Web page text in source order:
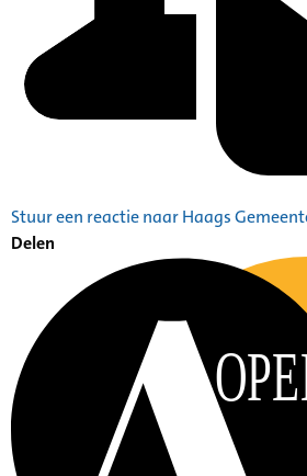
Stuur een reactie naar Haags
Delen